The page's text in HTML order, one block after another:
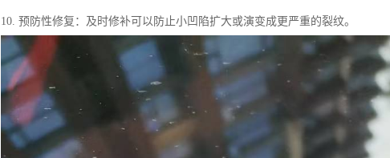
10. 预防性修复：及时修补可以防止小凹陷扩大或演变成更严重的裂纹。